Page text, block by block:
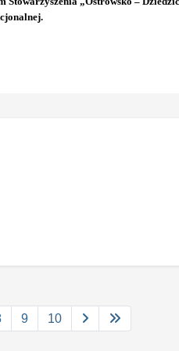
9 10